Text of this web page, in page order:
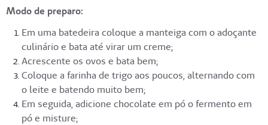
Modo de preparo:
Em uma batedeira coloque a manteiga com o adoçante
culinário e bata até virar um creme;
Acrescente os ovos e bata bem;
Coloque a farinha de trigo aos poucos, alternando com
o leite e batendo muito bem;
Em seguida, adicione chocolate em pó o fermento em
pó e misture;